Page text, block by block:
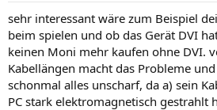
sehr interessant wäre zum Beispiel
beim spielen und ob das Gerät DVI
keinen Moni mehr kaufen ohne DVI.
Kabellängen macht das Probleme
schonmal alles unscharf, da a) sein
PC stark elektromagnetisch gestrahlt